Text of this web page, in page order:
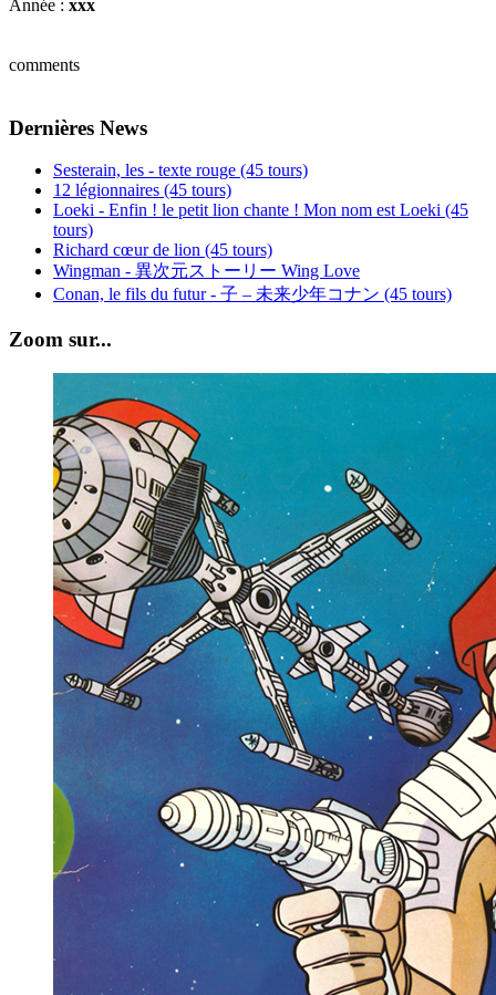
Année : xxx
comments
Dernières News
Sesterain, les - texte rouge (45 tours)
12 légionnaires (45 tours)
Loeki - Enfin ! le petit lion chante ! Mon nom est Loeki (45
tours)
Richard cœur de lion (45 tours)
Wingman - 異次元ストーリー Wing Love
Conan, le fils du futur - 子 – 未来少年コナン (45 tours)
Zoom sur...